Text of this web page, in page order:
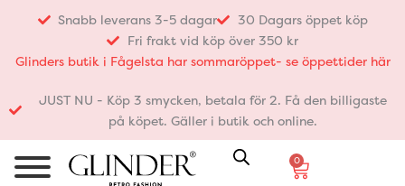
innehåll
Snabb leverans 3-5 dagar
30 Dagars öppet köp
Fri frakt vid köp över 350 kr
Glinders butik i Fågelsta har sommaröppet- se öppettider här
JUST NU - Köp 3 smycken, betala för 2. Få den billigaste
på köpet. Gäller i butik och online.
0
Varukorg